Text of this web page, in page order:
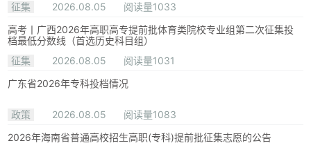
征集
2026.08.05
阅读量1033
高考丨广西2026年高职高专提前批体育类院校专业组第二次征集投
档最低分数线（首选历史科目组）
征集
2026.08.05
阅读量1031
广东省2026年专科投档情况
政策 2026.08.05
阅读量1083
2026年海南省普通高校招生高职(专科)提前批征集志愿的公告